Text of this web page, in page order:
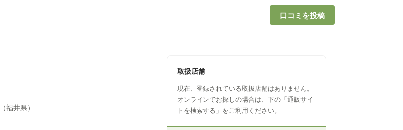
口コミを投稿
（福井県）
取扱店舗
現在、登録されている取扱店舗はありません。
オンラインでお探しの場合は、下の「通販サイ
トを検索する」をご利用ください。